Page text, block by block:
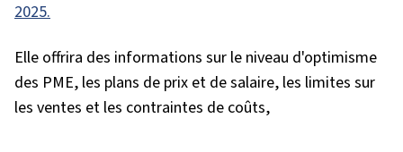
2025.
Elle offrira des informations sur le niveau d'optimisme
des PME, les plans de prix et de salaire, les limites sur
les ventes et les contraintes de coûts,